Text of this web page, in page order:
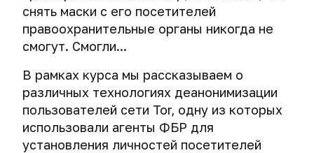
iPhone
и
iPad.
Экстренное
уничтожение
криптоконтейнеров
Способы
взлома
agent
отпечатки
браузера
Деанонимизация
пользователей
Tor
через
в
сеть
в
Цепочки
VPN-
серверов.
Double,
Triple
и
Quadro
VPN.
не
читают
ли
СМС
третьи
Отправка
анонимных
Есть
ли
выбор?
файла-
ключа
на
microSD-
карте
Электромагнитные
комплексы
для
уничтожения
для
читателей
Программа
с
авторами
Правовое
соглашение
снять маски с его посетителей
правоохранительные органы никогда не
смогут. Смогли...
В рамках курса мы рассказываем о
различных технологиях деанонимизации
пользователей сети Tor, одну из которых
использовали агенты ФБР для
установления личностей посетителей